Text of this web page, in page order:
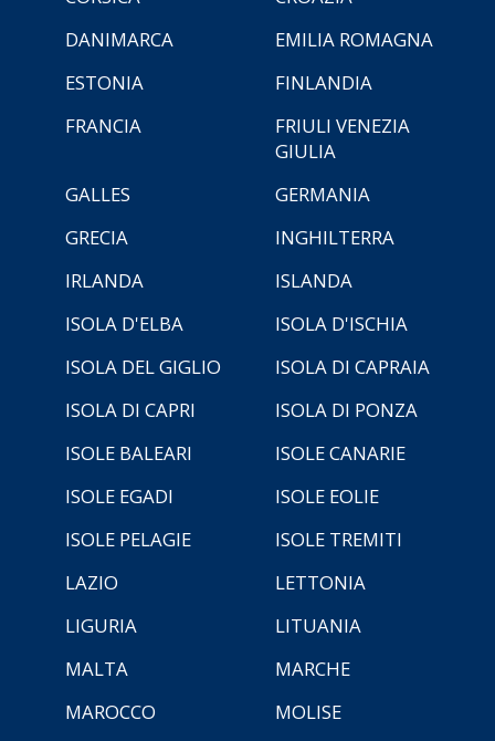
DANIMARCA
EMILIA ROMAGNA
ESTONIA
FINLANDIA
FRANCIA
FRIULI VENEZIA
GIULIA
GALLES
GERMANIA
GRECIA
INGHILTERRA
IRLANDA
ISLANDA
ISOLA D'ELBA
ISOLA D'ISCHIA
ISOLA DEL GIGLIO
ISOLA DI CAPRAIA
ISOLA DI CAPRI
ISOLA DI PONZA
ISOLE BALEARI
ISOLE CANARIE
ISOLE EGADI
ISOLE EOLIE
ISOLE PELAGIE
ISOLE TREMITI
LAZIO
LETTONIA
LIGURIA
LITUANIA
MALTA
MARCHE
MAROCCO
MOLISE